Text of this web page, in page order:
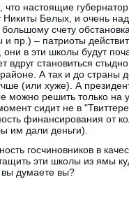
настоящие
Белых, и очень
счету
пр.) – патриоты
в эти школы будут
становиться
А так и до страны
(или хуже). А
решить только на
сидит не в
финансирования от
им дали деньги).
госчиновников в
эти школы из ямы
думаете вы?